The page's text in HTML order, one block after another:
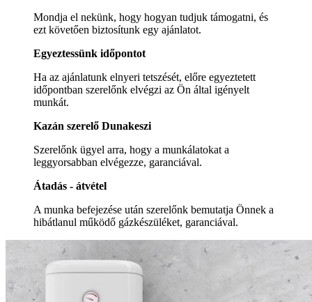
Mondja el nekünk, hogy hogyan tudjuk támogatni, és
ezt követően biztosítunk egy ajánlatot.
Egyeztessünk időpontot
Ha az ajánlatunk elnyeri tetszését, előre egyeztetett
időpontban szerelőnk elvégzi az Ön által igényelt
munkát.
Kazán szerelő Dunakeszi
Szerelőnk ügyel arra, hogy a munkálatokat a
leggyorsabban elvégezze, garanciával.
Átadás - átvétel
A munka befejezése után szerelőnk bemutatja Önnek a
hibátlanul működő gázkészüléket, garanciával.